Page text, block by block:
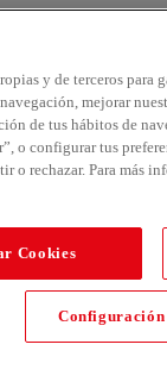
y de terceros para
mejorar
de tus hábitos de
o configurar tus
o rechazar. Para más
Cookies
Configuración